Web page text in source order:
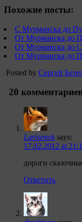
Похожие посты:
С Мурманска до
От Мурманска до
От Мурманска до
От Мурманска до
Posted by Сергей
20
Larisenok says:
17.02.2012 at
дороги
Ответить